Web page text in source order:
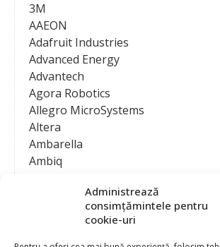
Administrează
consimțămintele pentru
cookie-uri
3M
AAEON
Adafruit Industries
Advanced Energy
Advantech
Agora Robotics
Allegro MicroSystems
Altera
Ambarella
Ambiq
Analog Devices
Anritsu Corporation